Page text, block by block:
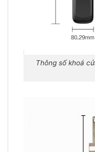
Thông số khoá